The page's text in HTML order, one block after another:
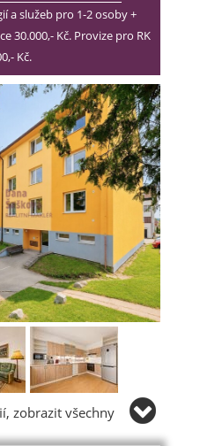
a služeb pro 1-2 osoby +
30.000,- Kč. Provize pro RK
Kč.
zobrazit všechny